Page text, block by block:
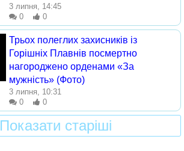
3 липня, 14:45
0
0
Трьох полеглих захисників із
Горішніх Плавнів посмертно
нагороджено орденами «За
мужність» (Фото)
3 липня, 10:31
0
0
Показати старіші